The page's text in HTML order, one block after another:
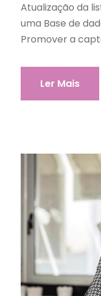
Atualização da
uma Base de
Promover a
Ler Mais